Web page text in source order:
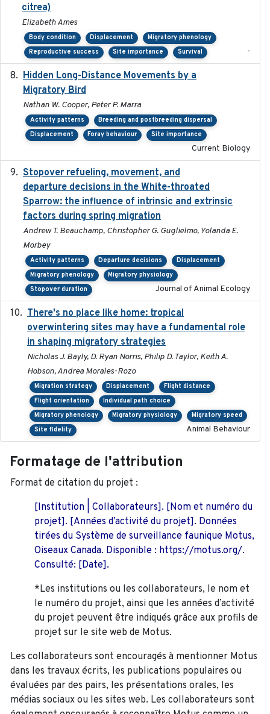
citrea)
Elizabeth Ames
Body condition Displacement
Migratory phenology
Reproductive success
Site importance Survival -
Hidden Long-Distance Movements by a
Migratory Bird
Nathan W. Cooper, Peter P. Marra
Activity patterns
Breeding and postbreeding dispersal
Displacement
Foray behaviour Site importance
Current Biology
Stopover refueling, movement, and
departure decisions in the White-throated
Sparrow: the influence of intrinsic and extrinsic
factors during spring migration
Andrew T. Beauchamp, Christopher G. Guglielmo, Yolanda E.
Morbey
Activity patterns Departure decisions
Displacement
Migratory phenology
Migratory physiology
Stopover duration
Journal of Animal Ecology
There's no place like home: tropical
overwintering sites may have a fundamental role
in shaping migratory strategies
Nicholas J. Bayly, D. Ryan Norris, Philip D. Taylor, Keith A.
Hobson, Andrea Morales-Rozo
Migration strategy Displacement
Flight distance
Flight orientation
Individual path choice
Migratory phenology
Migratory physiology
Migratory speed
Site fidelity
Animal Behaviour
Formatage de l'attribution
Format de citation du projet :
[Institution | Collaborateurs]. [Nom et numéro du
projet]. [Années d’activité du projet]. Données
tirées du Système de surveillance faunique Motus,
Oiseaux Canada. Disponible : https://motus.org/.
Consulté: [Date].
*Les institutions ou les collaborateurs, le nom et
le numéro du projet, ainsi que les années d’activité
du projet peuvent être indiqués grâce aux profils de
projet sur le site web de Motus.
Les collaborateurs sont encouragés à mentionner Motus
dans les travaux écrits, les publications populaires ou
évaluées par des pairs, les présentations orales, les
médias sociaux ou les sites web. Les collaborateurs sont